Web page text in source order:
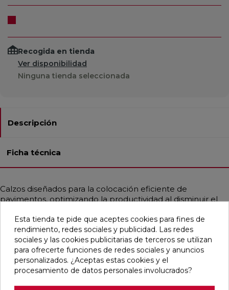
Recogida en tienda
Ver disponibilidad
Ninguna tienda seleccionada
Descripción
Ficha técnica
Calzos diseñados para la colocación eficiente de
pavimentos, optimizando la productividad al disminuir el
Disponibles en varias medidas y cantidades, estos calzos
incluyen complementos de protección, ideales para
pavimentos delicados. Facilitan un trabajo rápido y
efectivo, asegurando uniformidad y precisión en la
colocación de baldosas, lo que los hace imprescindibles
para lograr resultados profesionales en cualquier proyecto
Esta tienda te pide que aceptes cookies para fines de
rendimiento, redes sociales y publicidad. Las redes
sociales y las cookies publicitarias de terceros se utilizan
para ofrecerte funciones de redes sociales y anuncios
personalizados. ¿Aceptas estas cookies y el
procesamiento de datos personales involucrados?